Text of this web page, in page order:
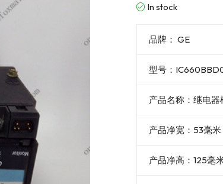
In stock
品牌： GE
型号：
产品名称：继电器
产品净宽：53毫米
产品净高：125毫